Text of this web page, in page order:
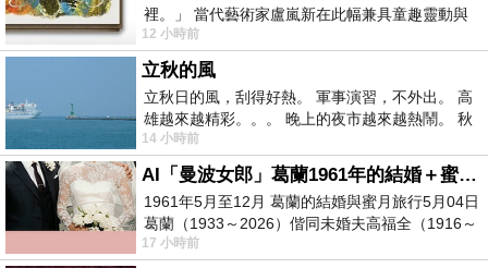
裡。」 當代藝術家盧嵐新在此幅兼具童趣靈動與
抽象韻味的新作中，用湛藍的羽翼般色塊包覆著
12 小時前
立秋的風
立秋日的風，刮得好熱。 軍事演習，不外出。 高
雄越來越精彩。。。 晚上的夜市越來越熱鬧。 秋
天的風刮得很熱 夜遊消暑熱。。。
14 小時前
AI「曼波女郎」葛蘭1961年的結婚＋蜜月旅行 #戀上老電影 #葛蘭 #粟子
1961年5月至12月 葛蘭的結婚與蜜月旅行5月04日
葛蘭（1933～2026）偕同未婚夫高福全（1916～
2004）乘郵輪赴倫敦6月15日於英國倫敦St.S
17 小時前